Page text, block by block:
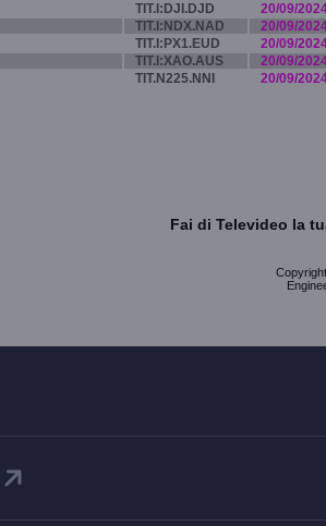
TIT.I:DJI.DJD
20/09/
TIT.I:NDX.NAD
20/09/
TIT.I:PX1.EUD
20/09/
TIT.I:XAO.AUS
20/09/
TIT.N225.NNI 20/09/
Fai di Televideo la